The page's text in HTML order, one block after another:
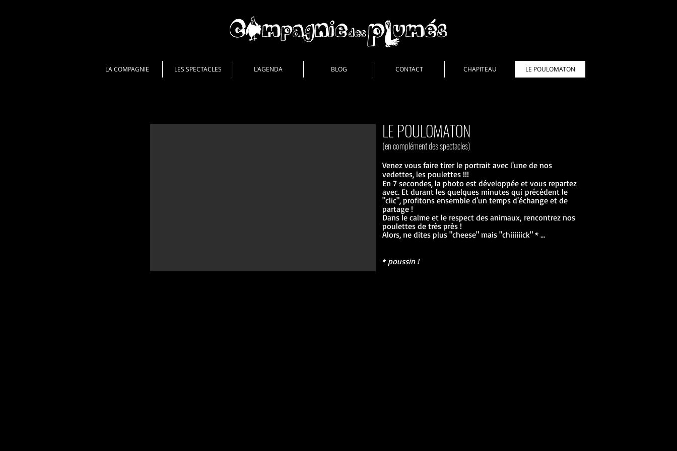
LA COMPAGNIE LES SPECTACLES L'AGENDA BLOG CONTACT CHAPITEAU LE POULOMATON
LE POULOMATON
(en complément des spectacles)
Venez vous faire tirer le portrait avec l'une de nos
vedettes, les poulettes !!!
En 7 secondes, la photo est développée et vous repartez
avec. Et durant les quelques minutes qui précèdent le
"clic", profitons ensemble d'un temps d'échange et de
partage !
Dans le calme et le respect des animaux, rencontrez nos
poulettes de très près !
Alors, ne dites plus "cheese" mais "chiiiiiick" * ...
* poussin !